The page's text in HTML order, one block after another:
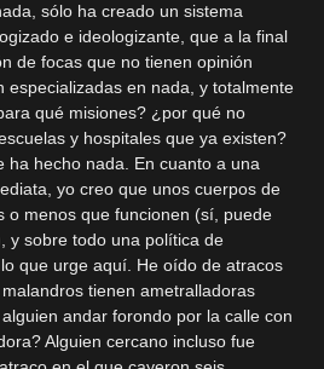
sólo ha creado un sistema
e ideologizante, que a la final
de focas que no tienen opinión
especializadas en nada, y totalmente
qué misiones? ¿por qué no
y hospitales que ya existen?
ha hecho nada. En cuanto a una
yo creo que unos cuerpos de
o menos que funcionen (sí, puede
y sobre todo una política de
que urge aquí. He oído de atracos
tienen ametralladoras
andar forondo por la calle con
Alguien cercano incluso fue